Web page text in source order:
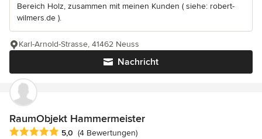
Bereich Holz, zusammen mit meinen Kunden ( siehe: robert-
wilmers.de ).
Nachricht
Karl-Arnold-Strasse, 41462 Neuss
RaumObjekt Hammermeister
Durchschnittliche Bewertung: 5 von 5 Sternen
5,0 (4 Bewertungen)